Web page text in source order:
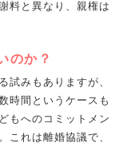
料と異なり、親権は
のか？
みもありますが、
時間というケースも
もへのコミットメン
これは離婚協議で、